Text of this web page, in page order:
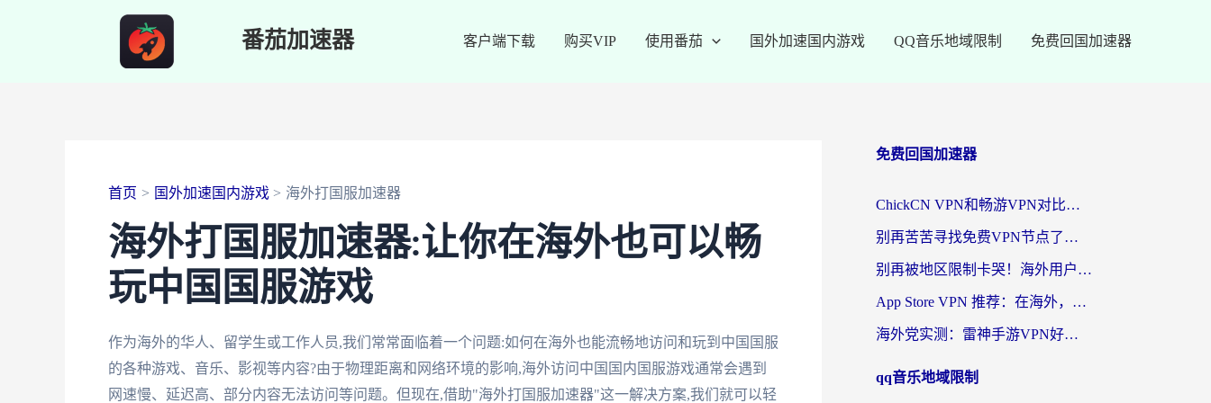
番茄加速器 客户端下载 购买VIP 使用番茄 国外加速国内游戏 QQ音乐地域限制 免费回国加速器
首页 国外加速国内游戏 海外打国服加速器
海外打国服加速器:让你在海外也可以畅
玩中国国服游戏
作为海外的华人、留学生或工作人员,我们常常面临着一个问题:如何在海外也能流畅地访问和玩到中国国服
的各种游戏、音乐、影视等内容?由于物理距离和网络环境的影响,海外访问中国国内国服游戏通常会遇到
网速慢、延迟高、部分内容无法访问等问题。但现在,借助"海外打国服加速器"这一解决方案,我们就可以轻
免费回国加速器
ChickCN VPN和畅游VPN对比哪个回国效果更好？海外党必看的回国加速器选择指南
别再苦苦寻找免费VPN节点了，这才是海外访问国内资源的正确姿势
别再被地区限制卡哭！海外用户vpn中国下载全攻略，无缝刷剧办公社交
App Store VPN 推荐：在海外，如何找回那扇回家的“任意门”？
海外党实测：雷神手游VPN好用吗？和闪电VPN对比哪个回国效果更好？附小众工具深度测评
qq音乐地域限制